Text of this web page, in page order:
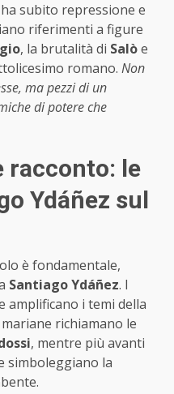
subito repressione e
riferimenti a figure
, la brutalità di Salòe
romano. Non
ma pezzi di un
di potere che
racconto: le
Ydáñez sul
è fondamentale,
Santiago Ydáñez. I
amplificano i temi della
richiamano le
, mentre più avanti
simboleggiano la